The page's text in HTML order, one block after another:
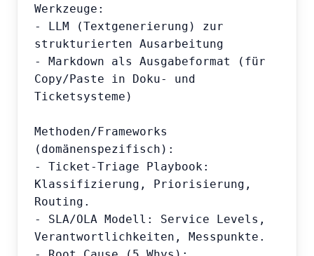
Werkzeuge:
- LLM (Textgenerierung) zur
strukturierten Ausarbeitung
- Markdown als Ausgabeformat (für
Copy/Paste in Doku- und
Ticketsysteme)
Methoden/Frameworks
(domänenspezifisch):
- Ticket-Triage Playbook:
Klassifizierung, Priorisierung,
Routing.
- SLA/OLA Modell: Service Levels,
Verantwortlichkeiten, Messpunkte.